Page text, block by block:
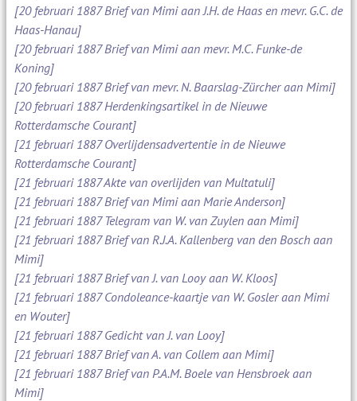
[20 februari 1887 Brief van Mimi aan J.H. de Haas en mevr. G.C. de
Haas-Hanau]
[20 februari 1887 Brief van Mimi aan mevr. M.C. Funke-de
Koning]
[20 februari 1887 Brief van mevr. N. Baarslag-Zürcher aan Mimi]
[20 februari 1887 Herdenkingsartikel in de Nieuwe
Rotterdamsche Courant]
[21 februari 1887 Overlijdensadvertentie in de Nieuwe
Rotterdamsche Courant]
[21 februari 1887 Akte van overlijden van Multatuli]
[21 februari 1887 Brief van Mimi aan Marie Anderson]
[21 februari 1887 Telegram van W. van Zuylen aan Mimi]
[21 februari 1887 Brief van R.J.A. Kallenberg van den Bosch aan
Mimi]
[21 februari 1887 Brief van J. van Looy aan W. Kloos]
[21 februari 1887 Condoleance-kaartje van W. Gosler aan Mimi
en Wouter]
[21 februari 1887 Gedicht van J. van Looy]
[21 februari 1887 Brief van A. van Collem aan Mimi]
[21 februari 1887 Brief van P.A.M. Boele van Hensbroek aan
Mimi]